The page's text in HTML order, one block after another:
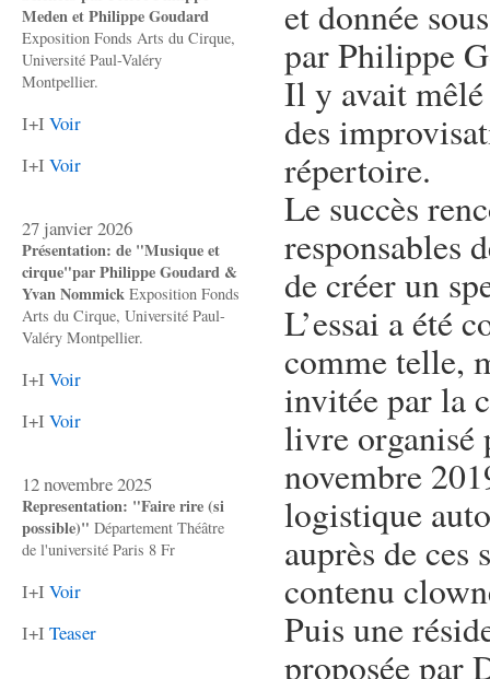
Meden et Philippe Goudard
Exposition Fonds Arts du Cirque,
Université Paul-Valéry
Montpellier.
I+I Voir
I+I Voir
27 janvier 2026
Présentation: de "Musique et
cirque"par Philippe Goudard &
Yvan Nommick Exposition Fonds
Arts du Cirque, Université Paul-
Valéry Montpellier.
I+I Voir
I+I Voir
12 novembre 2025
Representation: "Faire rire (si
possible)" Département Théâtre
de l'université Paris 8 Fr
I+I Voir
I+I Teaser
et donnée
par Philippe
Il y avait mêlé
des
répertoire.
Le succès
responsables
de créer un
L’essai a été
comme telle,
invitée par la
livre organisé
novembre
logistique
auprès de ces
contenu
Puis une
proposée par